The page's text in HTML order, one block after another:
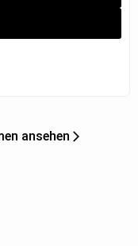
ansehen